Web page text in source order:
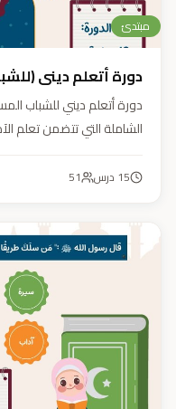
مبتدئ
دورة أتعلم ديني
دورة أتعلم ديني للشباب
الشاملة التي تتضمن تعلم
السيرة النبوية (فقه، عقيدة،
15 درس 51